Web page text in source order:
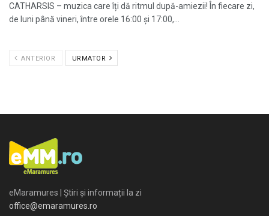
CATHARSIS – muzica care îți dă ritmul după-amiezii! În fiecare zi,
de luni până vineri, între orele 16:00 și 17:00,...
ANTERIOR URMATOR
eMaramures | Știri și informații la zi
office@emaramures.ro